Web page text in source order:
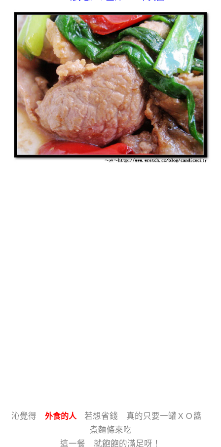
沁覺得 外食的人 若想省錢 真的只要一罐ＸＯ醬
煮麵條來吃
這一餐 就飽飽的滿足呀！